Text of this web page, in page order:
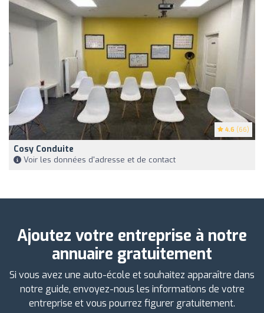
4.6 (66)
Cosy Conduite
Voir les données d'adresse et de contact
Ajoutez votre entreprise à notre
annuaire gratuitement
Si vous avez une auto-école et souhaitez apparaître dans
notre guide, envoyez-nous les informations de votre
entreprise et vous pourrez figurer gratuitement.